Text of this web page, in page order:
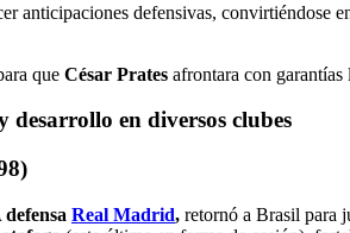
anticipaciones defensivas, convirtiéndose
que César Prates afrontara con
en diversos clubes
Real Madrid, retornó a Brasil para